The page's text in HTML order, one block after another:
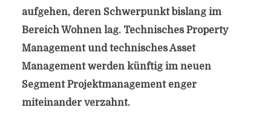
aufgehen, deren Schwerpunkt bislang im
Bereich Wohnen lag. Technisches Property
Management und technisches Asset
Management werden künftig im neuen
Segment Projektmanagement enger
miteinander verzahnt.